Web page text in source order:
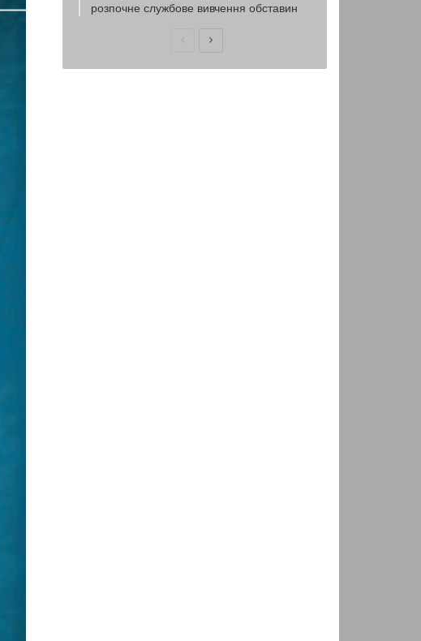
розпочне службове вивчення обставин
ПопередняНаступна